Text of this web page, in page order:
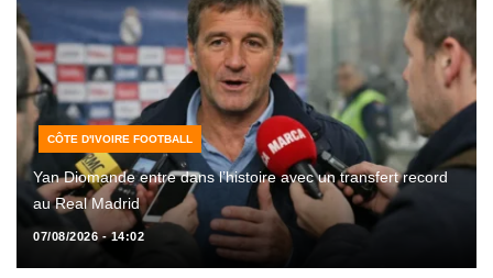
CÔTE D'IVOIRE FOOTBALL
Yan Diomande entre dans l’histoire avec un transfert record
au Real Madrid
07/08/2026 - 14:02